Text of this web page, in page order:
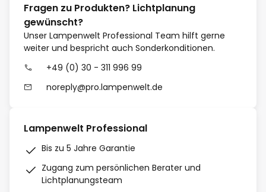
Fragen zu Produkten? Lichtplanung
gewünscht?
Unser Lampenwelt Professional Team hilft gerne
weiter und bespricht auch Sonderkonditionen.
+49 (0) 30 - 311 996 99
noreply@pro.lampenwelt.de
Lampenwelt Professional
Bis zu 5 Jahre Garantie
Zugang zum persönlichen Berater und
Lichtplanungsteam